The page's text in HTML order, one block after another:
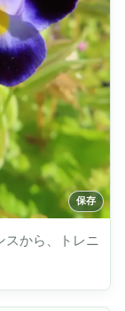
スから、トレニ